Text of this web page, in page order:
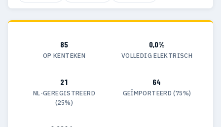
85
OP KENTEKEN
0,0%
VOLLEDIG ELEKTRISCH
21
NL-GEREGISTREERD
(25%)
64
GEÏMPORTEERD (75%)